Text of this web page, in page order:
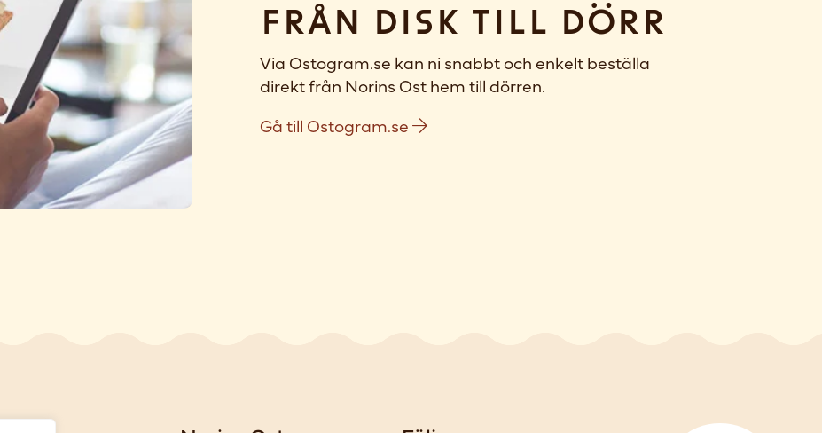
Från disk till dörr
Via Ostogram.se kan ni snabbt och enkelt beställa
direkt från Norins Ost hem till dörren.
Gå till Ostogram.se